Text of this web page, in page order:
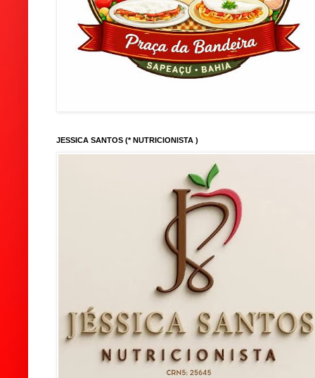
JESSICA SANTOS (* NUTRICIONISTA )